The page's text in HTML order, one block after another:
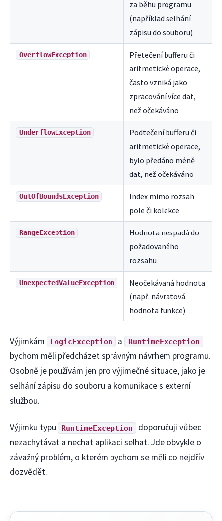
za běhu programu
(například selhání
zápisu do souboru)
OverflowException
Přetečení bufferu či
aritmetické operace,
často vzniká jako
zpracování více dat,
než očekáváno
UnderflowException
Podtečení bufferu či
aritmetické operace,
bylo předáno méně
dat, než očekáváno
OutOfBoundsException
Index mimo rozsah
pole či kolekce
RangeException
Hodnota nespadá do
požadovaného
rozsahu
UnexpectedValueException
Neočekávaná hodnota
(např. návratová
hodnota funkce)
Výjimkám LogicException a RuntimeException
bychom měli předcházet správným návrhem programu.
Osobně je používám jen pro výjimečné situace, jako je
selhání zápisu do souboru a komunikace s externí
službou.
Výjimku typu RuntimeException
doporučuji vůbec
nezachytávat a nechat aplikaci selhat. Jde obvykle o
závažný problém, o kterém bychom se měli co nejdřív
dozvědět.